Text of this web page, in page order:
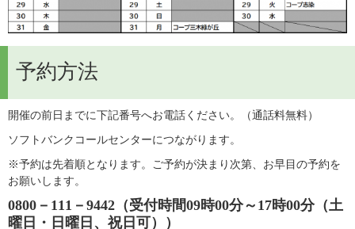
予約方法
開催の前日までに下記番号へお電話ください。（通話料無料）
ソフトバンクコールセンターにつながります。
※予約は先着順となります。ご予約が決まり次第、お早目の予約を
お願いします。
0800－111－9442（受付時間09時00分～17時00分（土
曜日・日曜日、祝日可））